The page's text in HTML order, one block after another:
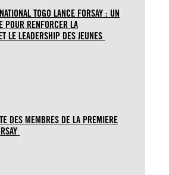
TOGO LANCE FORSAY : UN
POUR RENFORCER LA
LE LEADERSHIP DES JEUNES
DES MEMBRES DE LA PREMIERE